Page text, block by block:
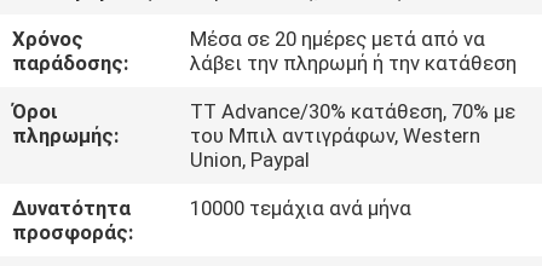
ΕΛΆΤΕ
ΣΕ
ΕΠΑΦΉ
ΜΕ
ΖΗΤΉΣΤΕ
ΈΝΑ
Χρόνος
παράδοσης:
Μέσα σε 20 ημέρες μετά από να
λάβει την πληρωμή ή την κατάθεση
Όροι
πληρωμής:
TT Advance/30% κατάθεση, 70% με
του Μπιλ αντιγράφων, Western
Union, Paypal
Δυνατότητα
προσφοράς:
10000 τεμάχια ανά μήνα